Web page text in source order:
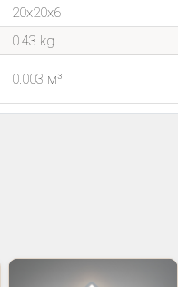
20x20x6
0.43 kg
0.003 м³